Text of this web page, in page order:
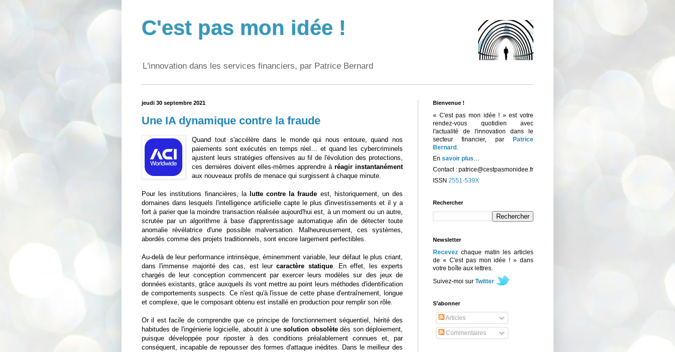
C'est pas mon idée !
L'innovation dans les services financiers, par Patrice Bernard
jeudi 30 septembre 2021
Une IA dynamique contre la fraude
Quand tout s'accélère dans le monde qui nous entoure, quand nos
paiements sont exécutés en temps réel… et quand les cybercriminels
ajustent leurs stratégies offensives au fil de l'évolution des protections,
ces dernières doivent elles-mêmes apprendre àréagir instantanément
aux nouveaux profils de menace qui surgissent à chaque minute.
Pour les institutions financières, la lutte contre la fraude est, historiquement, un des
domaines dans lesquels l'intelligence artificielle capte le plus d'investissements et il y a
fort à parier que la moindre transaction réalisée aujourd'hui est, à un moment ou un autre,
scrutée par un algorithme à base d'apprentissage automatique afin de détecter toute
anomalie révélatrice d'une possible malversation. Malheureusement, ces systèmes,
abordés comme des projets traditionnels, sont encore largement perfectibles.
Au-delà de leur performance intrinsèque, éminemment variable, leur défaut le plus criant,
dans l'immense majorité des cas, est leurcaractère statique. En effet, les experts
chargés de leur conception commencent par exercer leurs modèles sur des jeux de
données existants, grâce auxquels ils vont mettre au point leurs méthodes d'identification
de comportements suspects. Ce n'est qu'à l'issue de cette phase d'entraînement, longue
et complexe, que le composant obtenu est installé en production pour remplir son rôle.
Or il est facile de comprendre que ce principe de fonctionnement séquentiel, hérité des
habitudes de l'ingénierie logicielle, aboutit à unesolution obsolètedès son déploiement,
puisque développée pour riposter à des conditions préalablement connues et, par
conséquent, incapable de repousser des formes d'attaque inédites. Dans le meilleur des
Bienvenue !
« C'est pas mon idée ! » est votre
rendez-vous quotidien avec
l'actualité de l'innovation dans le
secteur financier, par
Patrice
Bernard .
En savoir plus…
Contact : patrice@cestpasmonidee.fr
ISSN 2551-539X
Rechercher
Newsletter
Recevez chaque matin les articles
de « C'est pas mon idée ! » dans
votre boîte aux lettres.
Suivez-moi sur Twitter
S’abonner
Articles
Commentaires